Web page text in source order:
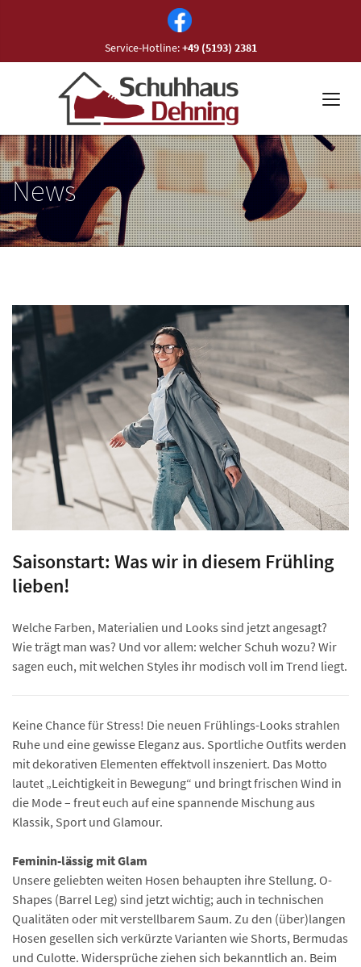
Service-Hotline:+49 (5193) 2381
News
Saisonstart: Was wir in diesem Frühling
lieben!
Welche Farben, Materialien und Looks sind jetzt angesagt?
Wie trägt man was? Und vor allem: welcher Schuh wozu? Wir
sagen euch, mit welchen Styles ihr modisch voll im Trend liegt.
Keine Chance für Stress! Die neuen Frühlings-Looks strahlen
Ruhe und eine gewisse Eleganz aus. Sportliche Outfits werden
mit dekorativen Elementen effektvoll inszeniert. Das Motto
lautet „Leichtigkeit in Bewegung“ und bringt frischen Wind in
die Mode – freut euch auf eine spannende Mischung aus
Klassik, Sport und Glamour.
Feminin-lässig mit Glam
Unsere geliebten weiten Hosen behaupten ihre Stellung. O-
Shapes (Barrel Leg) sind jetzt wichtig; auch in technischen
Qualitäten oder mit verstellbarem Saum. Zu den (über)langen
Hosen gesellen sich verkürzte Varianten wie Shorts, Bermudas
und Culotte. Widersprüche ziehen sich bekanntlich an. Beim